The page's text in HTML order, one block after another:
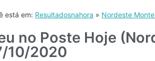
está em: Resultadosnahora » Nordeste
no Poste Hoje
10/2020